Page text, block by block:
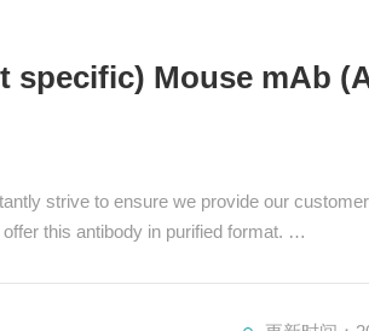
specific) Mouse mAb
strive to ensure we provide our
this antibody in purified format.